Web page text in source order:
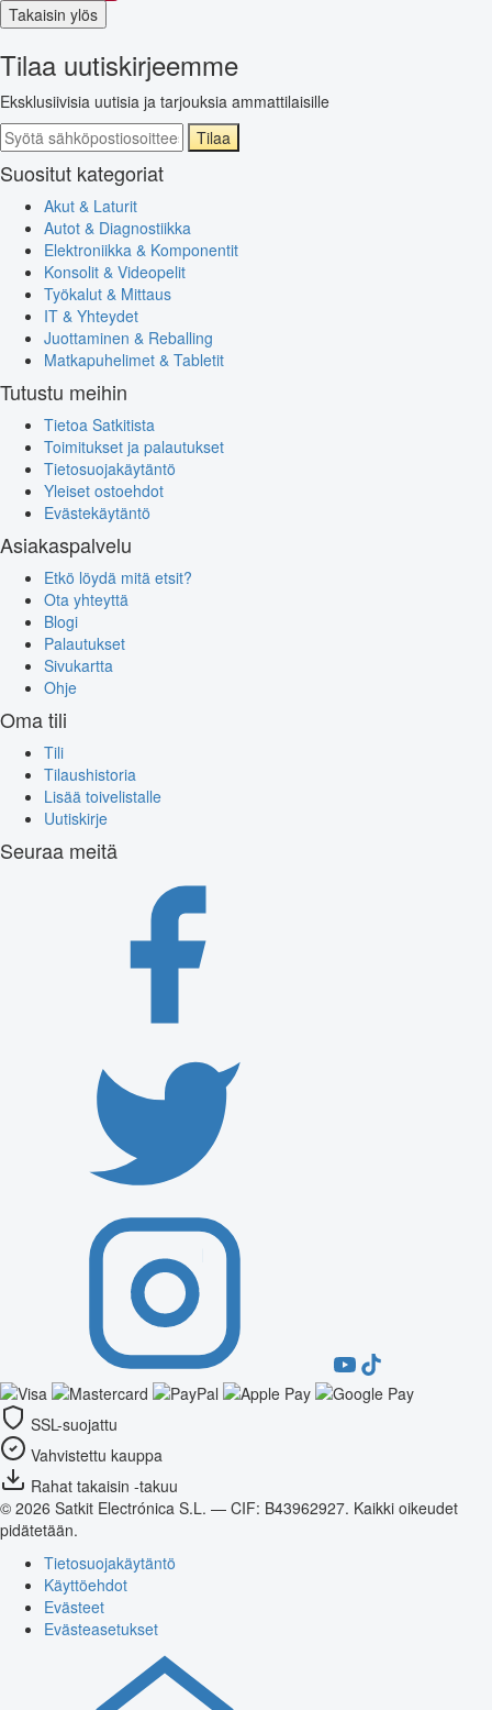
Takaisin ylös
Tilaa uutiskirjeemme
Eksklusiivisia uutisia ja tarjouksia ammattilaisille
Tilaa
Suositut kategoriat
Akut & Laturit
Autot & Diagnostiikka
Elektroniikka & Komponentit
Konsolit & Videopelit
Työkalut & Mittaus
IT & Yhteydet
Juottaminen & Reballing
Matkapuhelimet & Tabletit
Tutustu meihin
Tietoa Satkitista
Toimitukset ja palautukset
Tietosuojakäytäntö
Yleiset ostoehdot
Evästekäytäntö
Asiakaspalvelu
Etkö löydä mitä etsit?
Ota yhteyttä
Blogi
Palautukset
Sivukartta
Ohje
Oma tili
Tili
Tilaushistoria
Lisää toivelistalle
Uutiskirje
Seuraa meitä
SSL-suojattu
Vahvistettu kauppa
Rahat takaisin -takuu
© 2026 Satkit Electrónica S.L. — CIF: B43962927. Kaikki oikeudet
pidätetään.
Tietosuojakäytäntö
Käyttöehdot
Evästeet
Evästeasetukset